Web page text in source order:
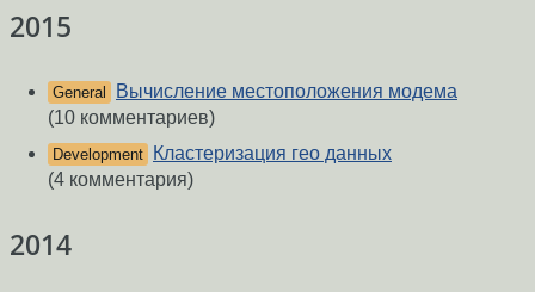
2015
General
Вычисление местоположения модема
(10 комментариев)
Development
Кластеризация гео данных
(4 комментария)
2014